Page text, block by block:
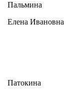
Пальмина
Елена Ивановна
Патокина